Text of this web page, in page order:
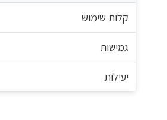
קלות שימוש
גמישות
יעילות